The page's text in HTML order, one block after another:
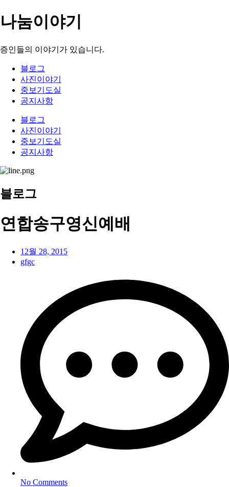
나눔이야기
증인들의 이야기가 있습니다.
블로그
사진이야기
중보기도실
공지사항
블로그
사진이야기
중보기도실
공지사항
블로그
연합송구영신예배
12월 28, 2015
gfgc
No Comments